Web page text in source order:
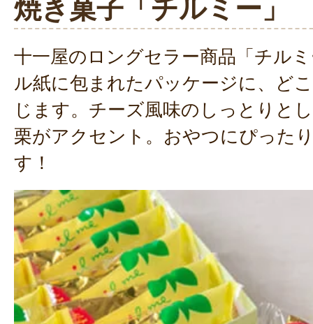
焼き菓子「チルミー」
十一屋のロングセラー商品「チル
ル紙に包まれたパッケージに、ど
じます。チーズ風味のしっとりと
栗がアクセント。おやつにぴった
す！